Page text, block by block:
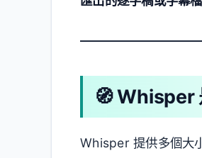
🧭 Whisper
Whisper 提供多個大